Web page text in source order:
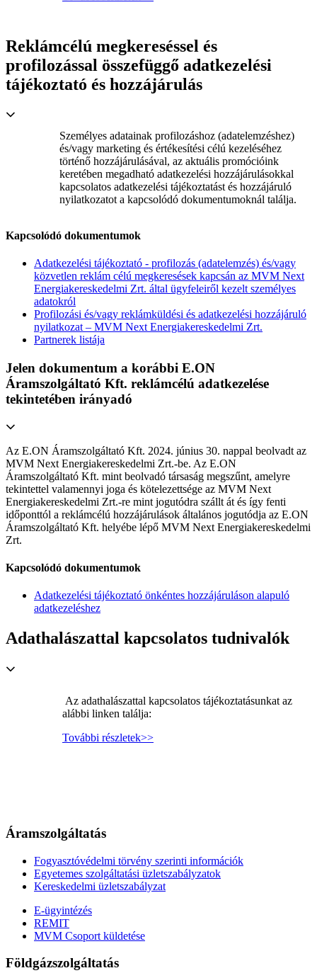
Reklámcélú megkereséssel és
profilozással összefüggő adatkezelési
tájékoztató és hozzájárulás
Személyes adatainak profilozáshoz (adatelemzéshez)
és/vagy marketing és értékesítési célú kezeléséhez
történő hozzájárulásával, az aktuális promócióink
keretében megadható adatkezelési hozzájárulásokkal
kapcsolatos adatkezelési tájékoztatást és hozzájáruló
nyilatkozatot a kapcsolódó dokumentumoknál találja.
Kapcsolódó dokumentumok
Adatkezelési tájékoztató - profilozás (adatelemzés) és/vagy
közvetlen reklám célú megkeresések kapcsán az MVM Next
Energiakereskedelmi Zrt. által ügyfeleiről kezelt személyes
adatokról
Profilozási és/vagy reklámküldési és adatkezelési hozzájáruló
nyilatkozat – MVM Next Energiakereskedelmi Zrt.
Partnerek listája
Jelen dokumentum a korábbi E.ON
Áramszolgáltató Kft. reklámcélú adatkezelése
tekintetében irányadó
Az E.ON Áramszolgáltató Kft. 2024. június 30. nappal beolvadt az
MVM Next Energiakereskedelmi Zrt.-be. Az E.ON
Áramszolgáltató Kft. mint beolvadó társaság megszűnt, amelyre
tekintettel valamennyi joga és kötelezettsége az MVM Next
Energiakereskedelmi Zrt.-re mint jogutódra szállt át és így fenti
időponttól a reklámcélú hozzájárulások általános jogutódja az E.ON
Áramszolgáltató Kft. helyébe lépő MVM Next Energiakereskedelmi
Zrt.
Kapcsolódó dokumentumok
Adatkezelési tájékoztató önkéntes hozzájáruláson alapuló
adatkezeléshez
Adathalászattal kapcsolatos tudnivalók
Az adathalászattal kapcsolatos tájékoztatásunkat az
alábbi linken találja:
További részletek>>
Áramszolgáltatás
Fogyasztóvédelmi törvény szerinti információk
Egyetemes szolgáltatási üzletszabályzatok
Kereskedelmi üzletszabályzat
E-ügyintézés
REMIT
MVM Csoport küldetése
Földgázszolgáltatás